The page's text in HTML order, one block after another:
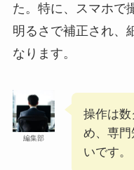
た。特に、スマホで
明るさで補正され、
なります。
編集部
操作は数
め、専
いです。